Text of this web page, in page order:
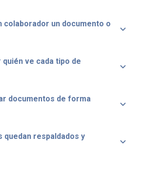
colaborador un documento o
ve cada tipo de
documentos de forma
quedan respaldados y